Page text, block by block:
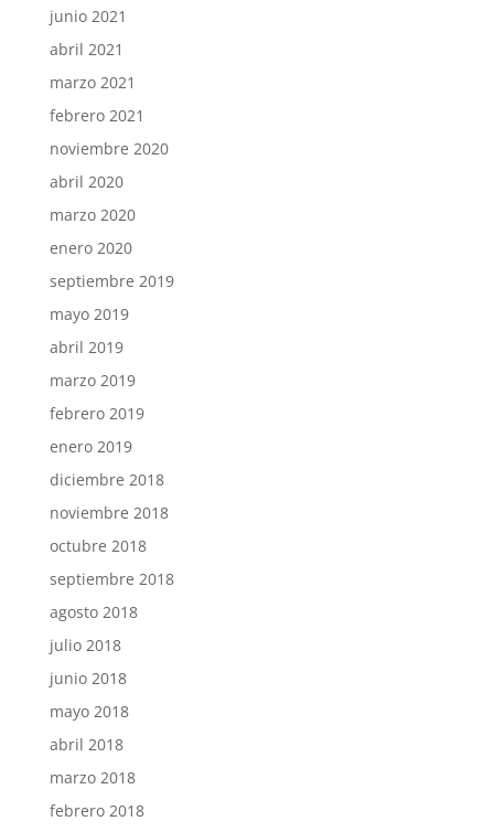
junio 2021
abril 2021
marzo 2021
febrero 2021
noviembre 2020
abril 2020
marzo 2020
enero 2020
septiembre 2019
mayo 2019
abril 2019
marzo 2019
febrero 2019
enero 2019
diciembre 2018
noviembre 2018
octubre 2018
septiembre 2018
agosto 2018
julio 2018
junio 2018
mayo 2018
abril 2018
marzo 2018
febrero 2018